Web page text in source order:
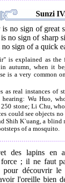
Sunzi
no sign of great
no sign of sharp
sign of a quick
is explained as the
autumn, when it
is a very common
as real instances of
hearing: Wu Huo,
stone; Li Chu,
could see objects
Shih K`uang, a blind
of a mosquito.
des lapins en
force ; il ne faut
pour découvrir
l'oreille bien